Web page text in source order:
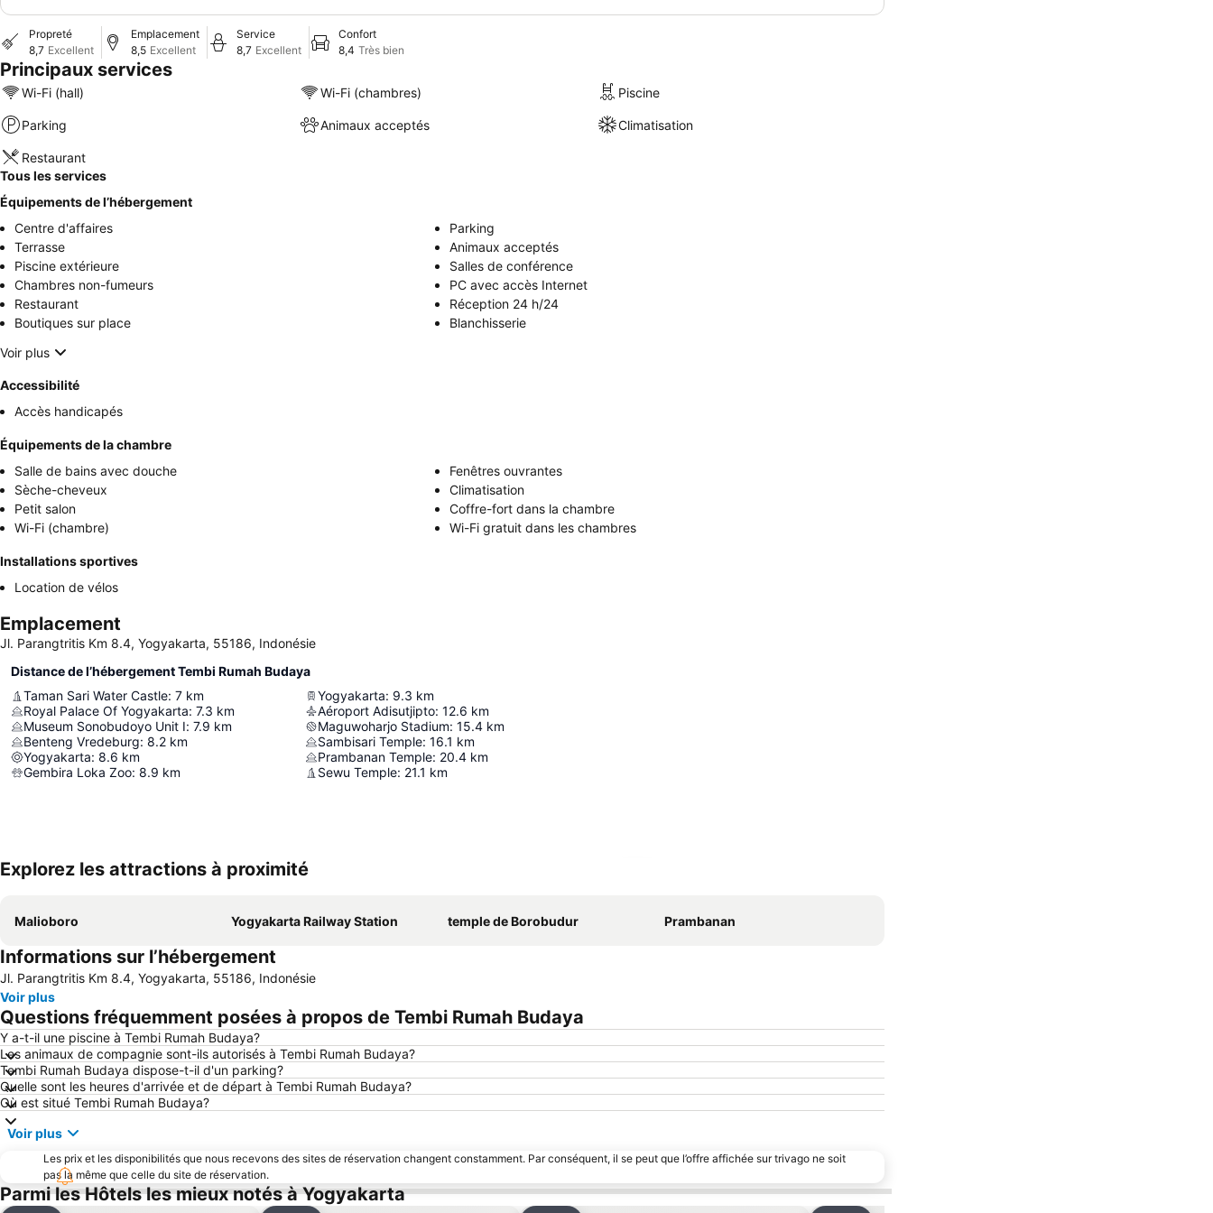
Propreté
8,7 Excellent
Emplacement
8,5 Excellent
Service
8,7 Excellent
Confort
8,4 Très bien
Principaux services
Wi-Fi (hall) Wi-Fi (chambres) Piscine
Parking Animaux acceptés Climatisation
Restaurant
Tous les services
Équipements de l’hébergement
Centre d'affaires
Parking
Terrasse
Animaux acceptés
Piscine extérieure
Salles de conférence
Chambres non-fumeurs
PC avec accès Internet
Restaurant
Réception 24 h/24
Boutiques sur place
Blanchisserie
Voir plus
Accessibilité
Accès handicapés
Équipements de la chambre
Salle de bains avec douche
Fenêtres ouvrantes
Sèche-cheveux
Climatisation
Petit salon
Coffre-fort dans la chambre
Wi-Fi (chambre)
Wi-Fi gratuit dans les chambres
Installations sportives
Location de vélos
Emplacement
Jl. Parangtritis Km 8.4, Yogyakarta, 55186, Indonésie
Distance de l’hébergement Tembi Rumah Budaya
Taman Sari Water Castle: 7 km
Royal Palace Of Yogyakarta: 7.3 km
Museum Sonobudoyo Unit I: 7.9 km
Benteng Vredeburg: 8.2 km
Yogyakarta: 8.6 km
Gembira Loka Zoo: 8.9 km
Yogyakarta: 9.3 km
Aéroport Adisutjipto: 12.6 km
Maguwoharjo Stadium: 15.4 km
Sambisari Temple: 16.1 km
Prambanan Temple: 20.4 km
Sewu Temple: 21.1 km
Explorez les attractions à proximité
Malioboro Yogyakarta Railway Station temple de Borobudur Prambanan
Informations sur l’hébergement
Jl. Parangtritis Km 8.4, Yogyakarta, 55186, Indonésie
Voir plus
Questions fréquemment posées à propos de Tembi Rumah Budaya
Y a-t-il une piscine à Tembi Rumah Budaya?
Les animaux de compagnie sont-ils autorisés à Tembi Rumah Budaya?
Tembi Rumah Budaya dispose-t-il d'un parking?
Quelle sont les heures d'arrivée et de départ à Tembi Rumah Budaya?
Où est situé Tembi Rumah Budaya?
Voir plus
Les prix et les disponibilités que nous recevons des sites de réservation changent constamment. Par conséquent, il se peut que l’offre affichée sur trivago ne soit
pas la même que celle du site de réservation.
Parmi les Hôtels les mieux notés à Yogyakarta